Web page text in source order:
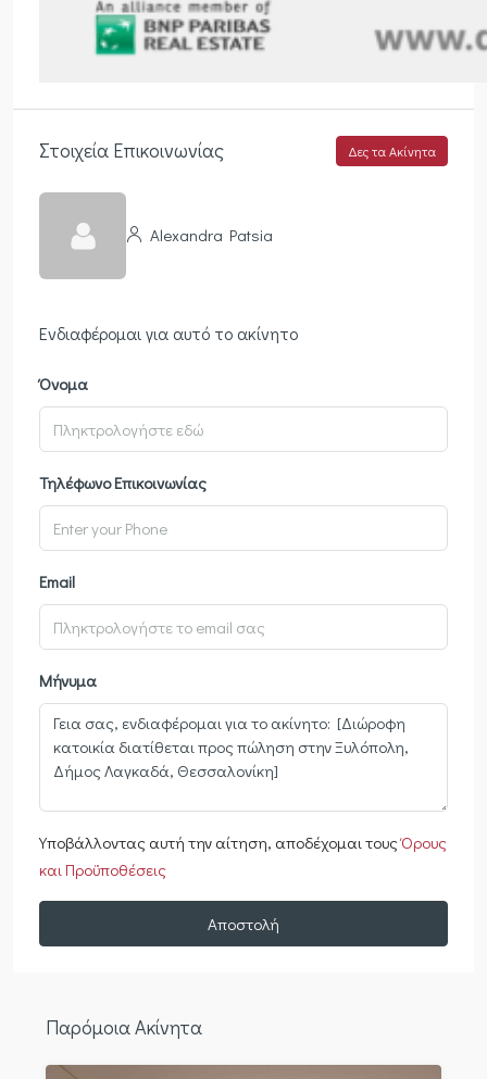
Στοιχεία Επικοινωνίας Δες τα Ακίνητα
Alexandra Patsia
Ενδιαφέρομαι για αυτό το ακίνητο
Όνομα
Τηλέφωνο Επικοινωνίας
Email
Μήνυμα
Υποβάλλοντας αυτή την αίτηση, αποδέχομαι τουςΌρους
και Προϋποθέσεις
Αποστολή
Παρόμοια Ακίνητα